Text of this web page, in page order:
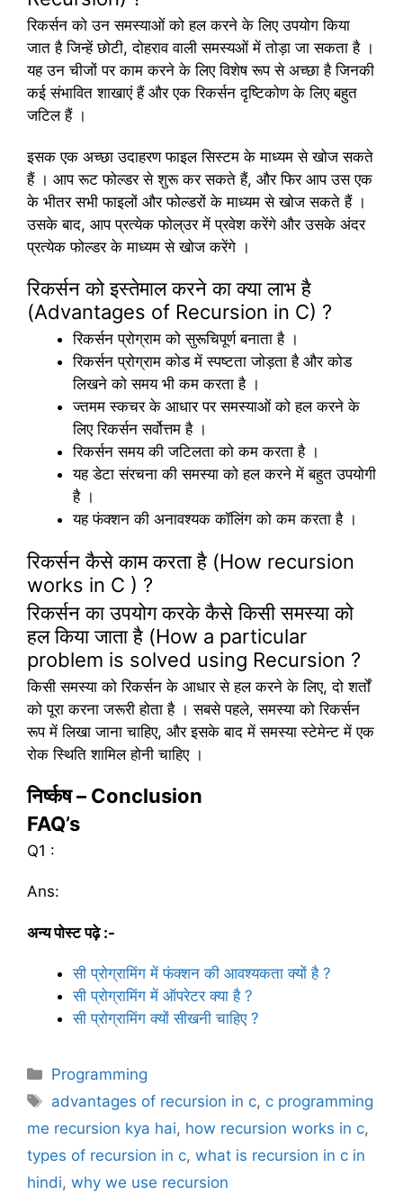
रिकर्सन को उन समस्याओं को हल करने के लिए उपयोग किया
जात है जिन्हें छोटी, दोहराव वाली समस्यओं में तोड़ा जा सकता है ।
यह उन चीजों पर काम करने के लिए विशेष रूप से अच्छा है जिनकी
कई संभावित शाखाएं हैं और एक रिकर्सन दृष्टिकोण के लिए बहुत
जटिल हैं ।
इसक एक अच्छा उदाहरण फाइल सिस्टम के माध्यम से खोज सकते
हैं । आप रूट फोल्डर से शुरू कर सकते हैं, और फिर आप उस एक
के भीतर सभी फाइलों और फोल्डरों के माध्यम से खोज सकते हैं ।
उसके बाद, आप प्रत्येक फोल्उर में प्रवेश करेंगे और उसके अंदर
प्रत्येक फोल्डर के माध्यम से खोज करेंगे ।
रिकर्सन को इस्तेमाल करने का क्या लाभ है
(Advantages of Recursion in C) ?
रिकर्सन प्रोग्राम को सुरूचिपूर्ण बनाता है ।
रिकर्सन प्रोग्राम कोड में स्पष्टता जोड़ता है और कोड
लिखने को समय भी कम करता है ।
ज्तमम स्कचर के आधार पर समस्याओं को हल करने के
लिए रिकर्सन सर्वोत्तम है ।
रिकर्सन समय की जटिलता को कम करता है ।
यह डेटा संरचना की समस्या को हल करने में बहुत उपयोगी
है ।
यह फंक्शन की अनावश्यक कॉलिंग को कम करता है ।
रिकर्सन कैसे काम करता है (How recursion
works in C ) ?
रिकर्सन का उपयोग करके कैसे किसी समस्या को
हल किया जाता है (How a particular
problem is solved using Recursion ?
किसी समस्या को रिकर्सन के आधार से हल करने के लिए, दो शर्तों
को पूरा करना जरूरी होता है । सबसे पहले, समस्या को रिकर्सन
रूप में लिखा जाना चाहिए, और इसके बाद में समस्या स्टेमेन्ट में एक
रोक स्थिति शामिल होनी चाहिए ।
निर्ष्कष – Conclusion
FAQ’s
Q1 :
Ans:
अन्य पोस्ट पढ़े :-
सी प्रोग्रामिंग में फंक्शन की आवश्यकता क्यों है ?
सी प्रोग्रामिंग में ऑपरेटर क्या है ?
सी प्रोग्रामिंग क्यों सीखनी चाहिए ?
C
a
e
g
o
Programming
T
a
s
advantages of recursion in c, c programming
me recursion kya hai, how recursion works in c,
types of recursion in c, what is recursion in c in
hindi, why we use recursion